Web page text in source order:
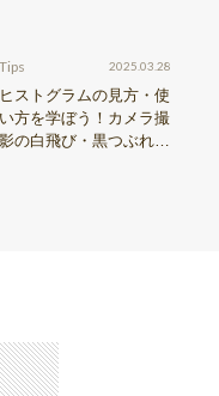
Tips 2025.03.28
ヒストグラムの見方・使
い方を学ぼう！カメラ撮
影の白飛び・黒つぶれを